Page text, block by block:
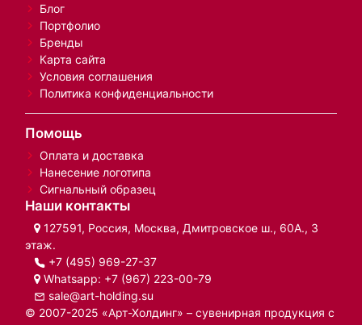
Блог
Портфолио
Бренды
Карта сайта
Условия соглашения
Политика конфиденциальности
Помощь
Оплата и доставка
Нанесение логотипа
Сигнальный образец
Наши контакты
127591, Россия, Москва, Дмитровское ш., 60А., 3
этаж.
+7 (495) 969-27-37
Whatsapp: +7 (967) 223-00-79
sale@art-holding.su
© 2007-2025 «Арт-Холдинг» – сувенирная продукция с